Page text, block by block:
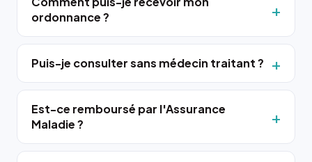
ordonnance ?
Puis-je consulter sans médecin traitant ?
Est-ce remboursé par l'Assurance
Maladie ?